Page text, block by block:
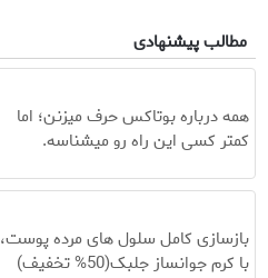
مطالب پیشنهادی
همه درباره بوتاکس حرف میزنن؛ اما
کمتر کسی این راه رو میشناسه.
بازسازی کامل سلول های مرده پوست،
با کرم جوانساز جلبک(50% تخفیف)